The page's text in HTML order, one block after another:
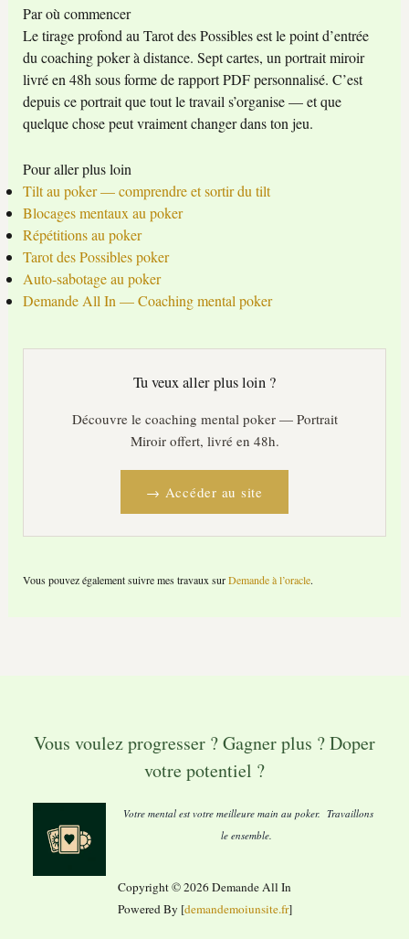
Par où commencer
Le tirage profond au Tarot des Possibles est le point d’entrée
du coaching poker à distance. Sept cartes, un portrait miroir
livré en 48h sous forme de rapport PDF personnalisé. C’est
depuis ce portrait que tout le travail s’organise — et que
quelque chose peut vraiment changer dans ton jeu.
Pour aller plus loin
Tilt au poker — comprendre et sortir du tilt
Blocages mentaux au poker
Répétitions au poker
Tarot des Possibles poker
Auto-sabotage au poker
Demande All In — Coaching mental poker
Tu veux aller plus loin ?
Découvre le coaching mental poker — Portrait
Miroir offert, livré en 48h.
→ Accéder au site
Vous pouvez également suivre mes travaux surDemande à l’oracle.
Vous voulez progresser ? Gagner plus ? Doper
votre potentiel ?
Votre mental est votre meilleure main au poker. Travaillons
le ensemble.
Copyright © 2026 Demande All In
Powered By [demandemoiunsite.fr]